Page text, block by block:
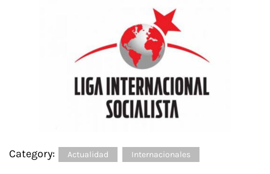
Category: Actualidad Internacionales